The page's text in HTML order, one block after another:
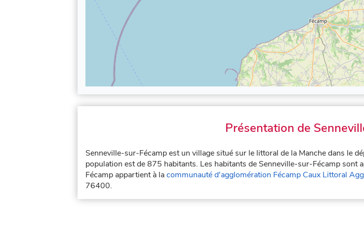
Présentation de
Senneville-sur-Fécamp est un village situé sur le littoral de la Manche dans le
population est de 875 habitants. Les habitants de Senneville-sur-Fécamp sont
Fécamp appartient à lacommunauté d'agglomération Fécamp Caux Littoral
76400.